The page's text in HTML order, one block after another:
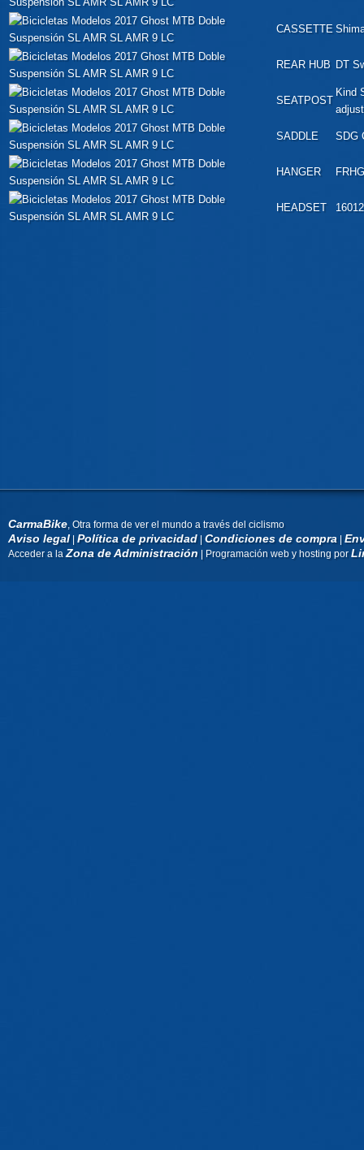
CASSETTE
REAR HUB DT
SEATPOST
Kind
SADDLE SDG
HANGER
HEADSET 16012
CarmaBike, Otra forma de ver el mundo a través del ciclismo
Aviso legal|Política de privacidad|Condiciones de compra|
Acceder a laZona de Administración| Programación web y hosting por